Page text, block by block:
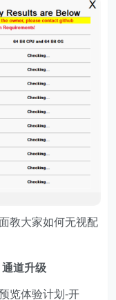
教大家如何无视配
道升级
览体验计划-开